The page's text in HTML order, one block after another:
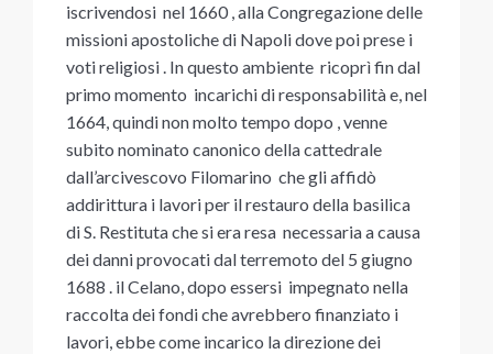
iscrivendosi nel 1660 , alla Congregazione delle
missioni apostoliche di Napoli dove poi prese i
voti religiosi . In questo ambiente ricoprì fin dal
primo momento incarichi di responsabilità e, nel
1664, quindi non molto tempo dopo , venne
subito nominato canonico della cattedrale
dall’arcivescovo Filomarino che gli affidò
addirittura i lavori per il restauro della basilica
di S. Restituta che si era resa necessaria a causa
dei danni provocati dal terremoto del 5 giugno
1688 . il Celano, dopo essersi impegnato nella
raccolta dei fondi che avrebbero finanziato i
lavori, ebbe come incarico la direzione dei